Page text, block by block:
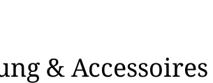
& Accessoires